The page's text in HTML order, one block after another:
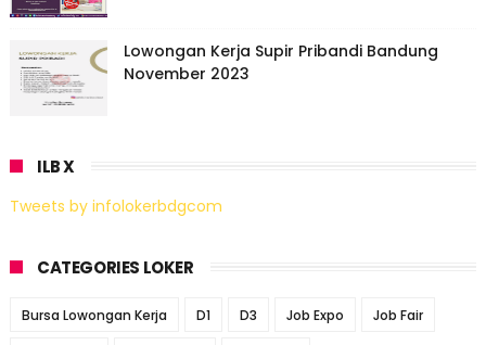
Lowongan Kerja Supir Pribandi Bandung
November 2023
ILB X
Tweets by infolokerbdgcom
CATEGORIES LOKER
Bursa Lowongan Kerja D1 D3 Job Expo Job Fair